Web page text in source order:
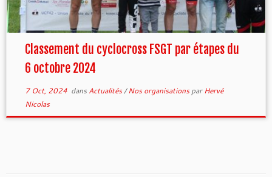
Classement du cyclocross FSGT par étapes du
6 octobre 2024
7 Oct, 2024dans Actualités/Nos organisationsparHervé
Nicolas